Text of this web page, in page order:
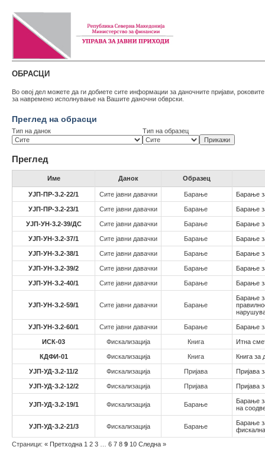
ОБРАСЦИ
Во овој дел можете да ги добиете сите информации за даночните пријави,
за навремено исполнување на Вашите даночни обврски.
Преглед на обрасци
Тип на данок Тип на образец
Преглед
Име Данок Образец
УЈП-ПР-З.2-22/1 Сите јавни давачки Барање Барање
УЈП-ПР-З.2-23/1 Сите јавни давачки Барање Барање
УЈП-УН-3.2-39/ДС Сите јавни давачки Барање Барање
УЈП-УН-З.2-37/1 Сите јавни давачки Барање Барање
УЈП-УН-З.2-38/1 Сите јавни давачки Барање Барање
УЈП-УН-З.2-39/2 Сите јавни давачки Барање Барање
УЈП-УН-З.2-40/1 Сите јавни давачки Барање Барање
УЈП-УН-З.2-59/1 Сите јавни давачки Барање
Барање
УЈП-УН-З.2-60/1 Сите јавни давачки Барање Барање
ИСК-03 Фискализација Книга Итна
КДФИ-01 Фискализација Книга Книга за
УЈП-УД-З.2-11/2 Фискализација Пријава Пријава
УЈП-УД-З.2-12/2 Фискализација Пријава Пријава
УЈП-УД-З.2-19/1 Фискализација Барање
Барање
на
УЈП-УД-З.2-21/3 Фискализација Барање
Барање
Страници: « Претходна 1 2 3 6 7 8 9 10 Следна »